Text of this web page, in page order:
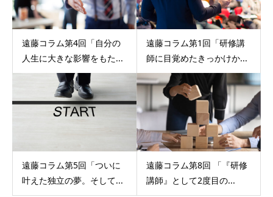
遠藤コラム第4回「自分の
人生に大きな影響をもた...
遠藤コラム第1回「研修講
師に目覚めたきっかけか...
遠藤コラム第5回「ついに
叶えた独立の夢。そして...
遠藤コラム第8回 「『研修
講師』として2度目の...